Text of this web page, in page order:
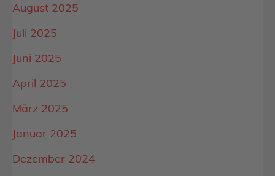
August 2025
Juli 2025
Juni 2025
April 2025
März 2025
Januar 2025
Dezember 2024